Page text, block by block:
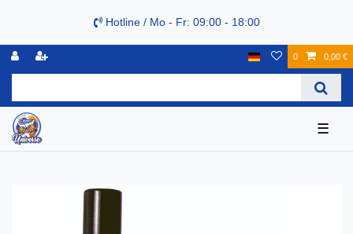
Hotline / Mo - Fr: 09:00 - 18:00
0 0,00 €
☰